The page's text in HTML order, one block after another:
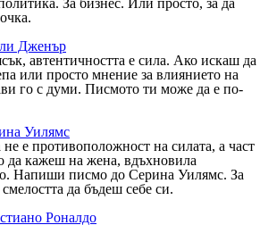
За бизнес. Или просто, за да
Дженър
автентичността е сила. Ако искаш да
или просто мнение за влиянието на
го с думи. Писмото ти може да е по-
Уилямс
не е противоположност на силата, а част
да кажеш на жена, вдъхновила
Напиши писмо до Серина Уилямс. За
да бъдеш себе си.
Роналдо